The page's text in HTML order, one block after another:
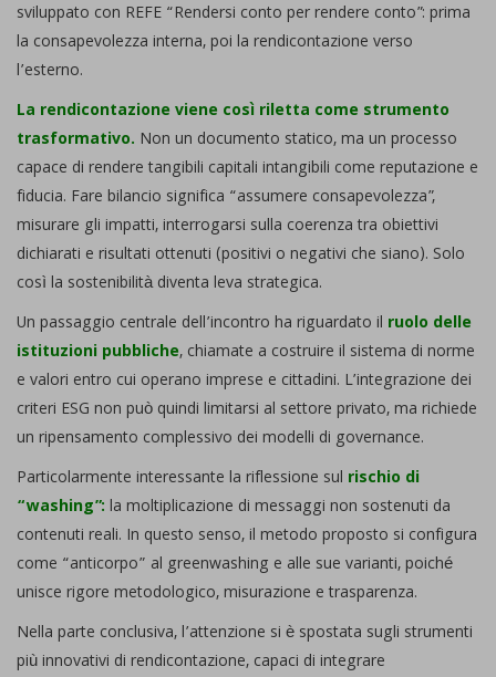
sviluppato con REFE “Rendersi conto per rendere conto”: prima
la consapevolezza interna, poi la rendicontazione verso
l’esterno.
La rendicontazione viene così riletta come strumento
trasformativo. Non un documento statico, ma un processo
capace di rendere tangibili capitali intangibili come reputazione e
fiducia. Fare bilancio significa “assumere consapevolezza”,
misurare gli impatti, interrogarsi sulla coerenza tra obiettivi
dichiarati e risultati ottenuti (positivi o negativi che siano). Solo
così la sostenibilità diventa leva strategica.
Un passaggio centrale dell’incontro ha riguardato il ruolo delle
istituzioni pubbliche, chiamate a costruire il sistema di norme
e valori entro cui operano imprese e cittadini. L’integrazione dei
criteri ESG non può quindi limitarsi al settore privato, ma richiede
un ripensamento complessivo dei modelli di governance.
Particolarmente interessante la riflessione sul rischio di
“washing”: la moltiplicazione di messaggi non sostenuti da
contenuti reali. In questo senso, il metodo proposto si configura
come “anticorpo” al greenwashing e alle sue varianti, poiché
unisce rigore metodologico, misurazione e trasparenza.
Nella parte conclusiva, l’attenzione si è spostata sugli strumenti
più innovativi di rendicontazione, capaci di integrare